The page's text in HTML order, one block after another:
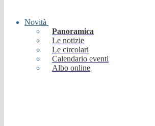
Novità
Panoramica
Le notizie
Le circolari
Calendario eventi
Albo online